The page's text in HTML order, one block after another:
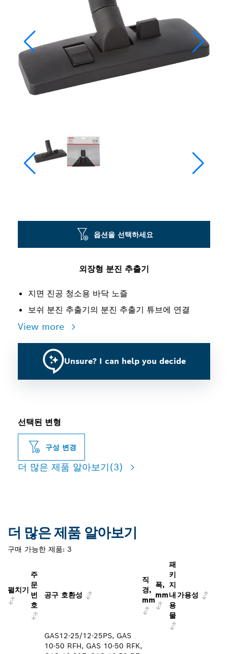
외장형 분진 추출기
지면 진공 청소용 바닥 노즐
보쉬 분진 추출기의 분진 추출기 튜브에 연결
View more
Unsure? I can help you decide
옵션을 선택하세요
선택된 변형
구성 변경
더 많은 제품 알아보기(3)
더 많은 제품 알아보기
구매 가능한 제품: 3
펼치기
주
문
번
호
공구 호환성
직
경,
mm
폭,
mm
패
키
지
내
용
물
가용성
GAS12-25/12-25PS, GAS
10-50 RFH, GAS 10-50 RFK,